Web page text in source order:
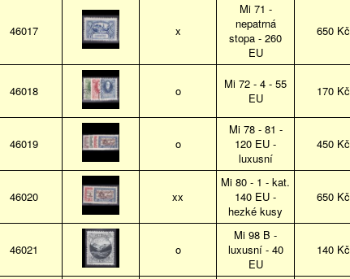
46017 x
Mi 71 -
nepatrná
stopa - 260
EU
650 Kč
46018 o
Mi 72 - 4 - 55
EU
170 Kč
46019 o
Mi 78 - 81 -
120 EU -
luxusní
450 Kč
46020 xx
Mi 80 - 1 - kat.
140 EU -
hezké kusy
650 Kč
46021 o
Mi 98 B -
luxusní - 40
EU
140 Kč